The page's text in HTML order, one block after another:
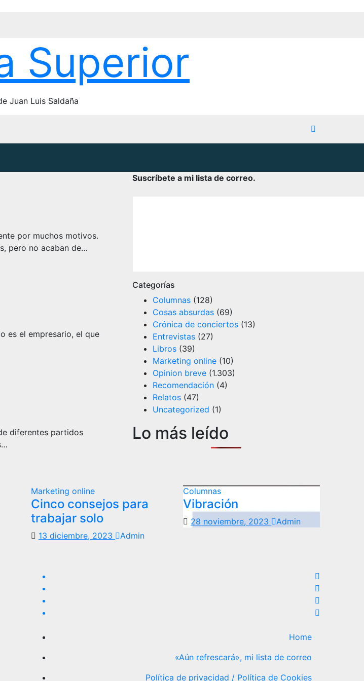
Superior
Juan Luis Saldaña
por muchos motivos.
pero no acaban de…
es el empresario, el que
diferentes partidos
Suscríbete a mi lista de correo.
Categorías
Columnas (128)
Cosas absurdas (69)
Crónica de conciertos (13)
Entrevistas (27)
Libros (39)
Marketing online (10)
Opinion breve (1.303)
Recomendación (4)
Relatos (47)
Uncategorized (1)
Lo más leído
Marketing online
Cinco consejos para
trabajar solo
13 diciembre, 2023 Admin
Columnas
Vibración
28 noviembre, 2023 Admin
Home
«Aún refrescará», mi lista de correo
Política de privacidad / Política de Cookies